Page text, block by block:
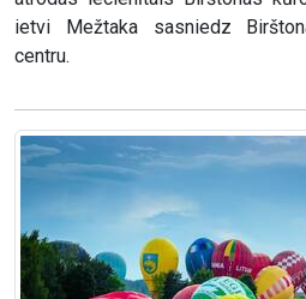
ietvi Mežtaka sasniedz
centru.